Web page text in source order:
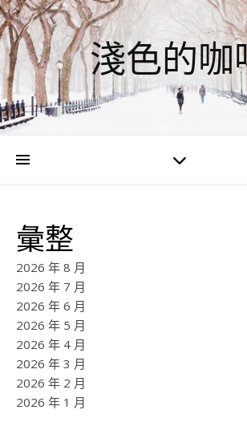
淺色的咖
彙整
2026 年 8 月
2026 年 7 月
2026 年 6 月
2026 年 5 月
2026 年 4 月
2026 年 3 月
2026 年 2 月
2026 年 1 月